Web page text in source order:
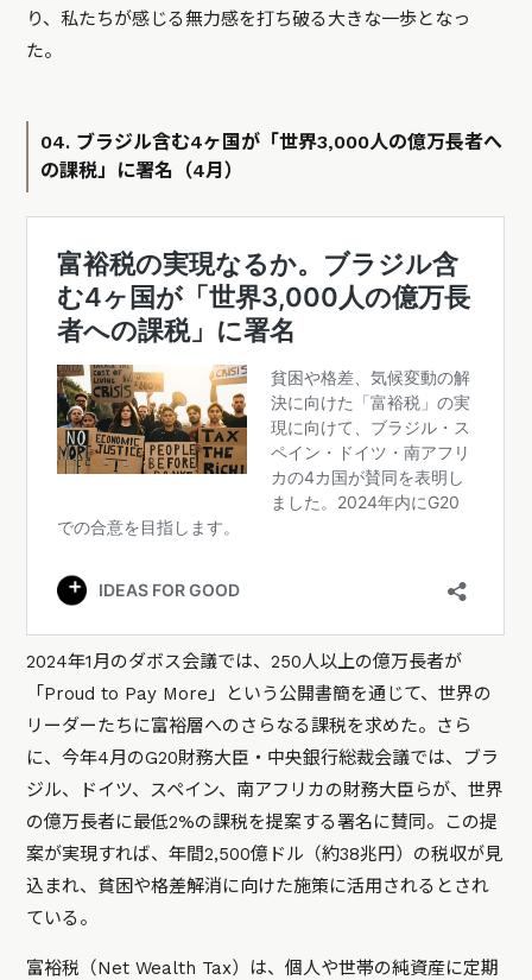
り、私たちが感じる無力感を打ち破る大きな一歩となっ
た。
04. ブラジル含む4ヶ国が「世界3,000人の億万長者へ
の課税」に署名（4月）
2024年1月のダボス会議では、250人以上の億万長者が
「Proud to Pay More」という公開書簡を通じて、世界の
リーダーたちに富裕層へのさらなる課税を求めた。さら
に、今年4月のG20財務大臣・中央銀行総裁会議では、ブラ
ジル、ドイツ、スペイン、南アフリカの財務大臣らが、世界
の億万長者に最低2%の課税を提案する署名に賛同。この提
案が実現すれば、年間2,500億ドル（約38兆円）の税収が見
込まれ、貧困や格差解消に向けた施策に活用されるとされ
ている。
富裕税（Net Wealth Tax）は、個人や世帯の純資産に定期